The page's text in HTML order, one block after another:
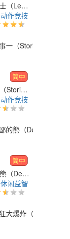
龙珠战士（Legend Warriors）
动作竞技
简中
故事一（Stories One）
动作竞技
简中
卑鄙的熊（Despicable Bear）
休闲益智